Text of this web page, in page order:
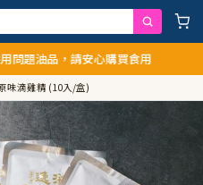
油品，請安心購買食用
味滴雞精 (10入/盒)